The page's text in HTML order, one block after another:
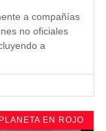
a compañías
no oficiales
a
PLANETA EN ROJO